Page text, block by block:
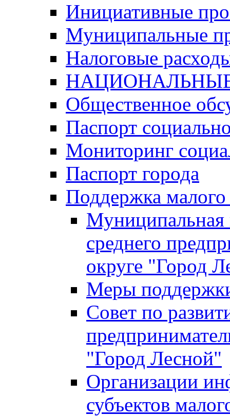
Инициативные
Муниципальные
Налоговые
Общественное
Паспорт
Мониторинг
Паспорт города
Поддержка малого
Муниципальная
среднего
округе "Город
Меры
Совет по
"Город Лесной"
Организации
субъектов